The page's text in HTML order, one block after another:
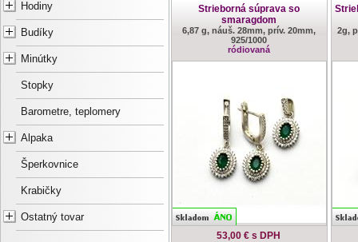
Hodiny
Budíky
Minútky
Stopky
Barometre, teplomery
Alpaka
Šperkovnice
Krabičky
Ostatný tovar
Strieborná súprava so
smaragdom
6,87 g, náuš. 28mm, prív. 20mm,
925/1000
ródiovaná
53,00 € s DPH
2g,